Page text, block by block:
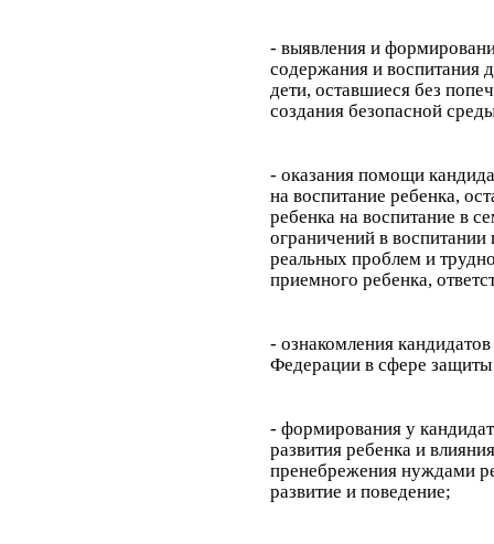
- выявления и
содержания и воспитания
дети, оставшиеся без
создания безопасной
- оказания помощи
на воспитание ребенка,
ребенка на воспитание в
ограничений в
реальных проблем и
приемного ребенка,
- ознакомления
Федерации в сфере защиты
- формирования у
развития ребенка и
пренебрежения нуждами
развитие и поведение;